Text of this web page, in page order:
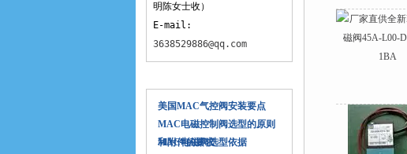
明陈女士收）
E-mail:
3638529886@qq.com
美国MAC气控阀安装要点
MAC电磁控制阀选型的原则
和附件的要求
MAC电磁阀选型依据